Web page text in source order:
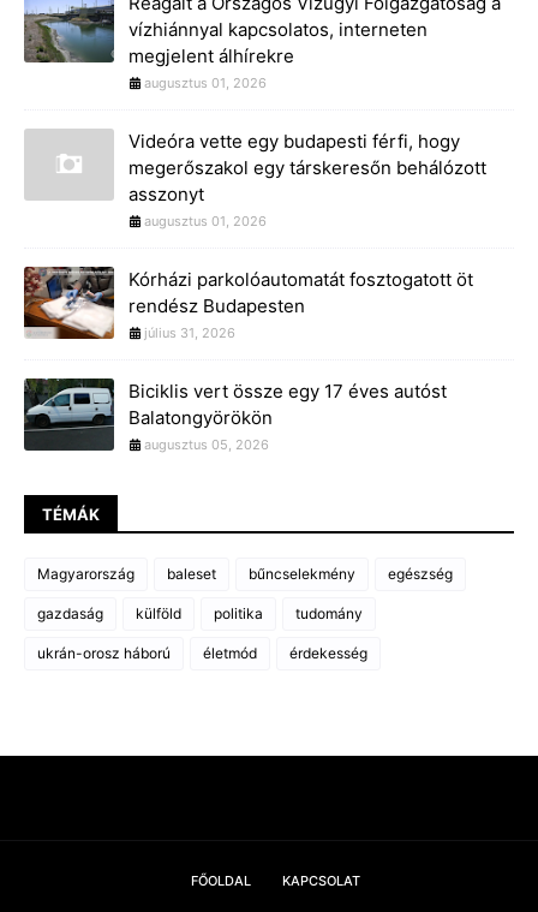
vízhiánnyal kapcsolatos, interneten
megjelent álhírekre
augusztus 01, 2026
Videóra vette egy budapesti férfi, hogy
megerőszakol egy társkeresőn behálózott
asszonyt
augusztus 01, 2026
Kórházi parkolóautomatát fosztogatott öt
rendész Budapesten
július 31, 2026
Biciklis vert össze egy 17 éves autóst
Balatongyörökön
augusztus 05, 2026
TÉMÁK
Magyarország baleset bűncselekmény egészség
gazdaság külföld politika tudomány
ukrán-orosz háború életmód érdekesség
FŐOLDAL KAPCSOLAT